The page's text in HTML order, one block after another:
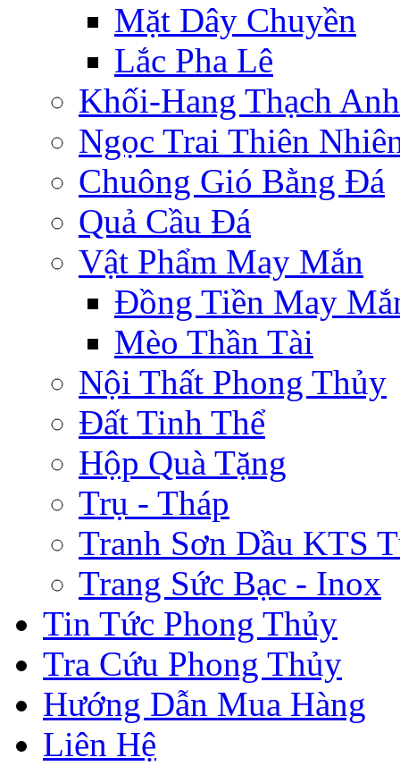
Mặt Dây Chuyền
Lắc Pha Lê
Khối-Hang Thạch Anh
Ngọc Trai Thiên
Chuông Gió Bằng Đá
Quả Cầu Đá
Vật Phẩm May Mắn
Đồng Tiền May
Mèo Thần Tài
Nội Thất Phong Thủy
Đất Tinh Thể
Hộp Quà Tặng
Trụ - Tháp
Tranh Sơn Dầu KTS
Trang Sức Bạc - Inox
Tin Tức Phong Thủy
Tra Cứu Phong Thủy
Hướng Dẫn Mua Hàng
Liên Hệ